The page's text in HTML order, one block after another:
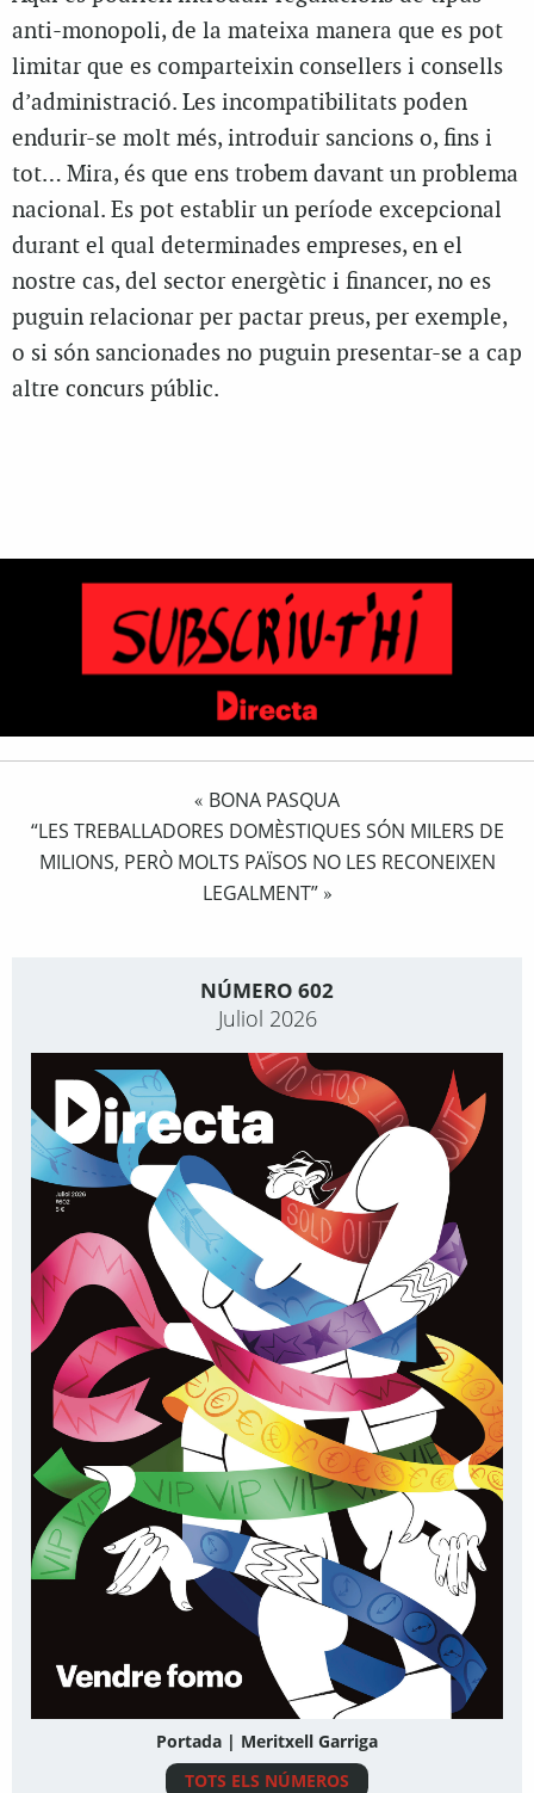
anti-monopoli, de la mateixa manera que es pot
limitar que es comparteixin consellers i consells
d’administració. Les incompatibilitats poden
endurir-se molt més, introduir sancions o, fins i
tot… Mira, és que ens trobem davant un problema
nacional. Es pot establir un període excepcional
durant el qual determinades empreses, en el
nostre cas, del sector energètic i financer, no es
puguin relacionar per pactar preus, per exemple,
o si són sancionades no puguin presentar-se a cap
altre concurs públic.
« BONA PASQUA
“LES TREBALLADORES DOMÈSTIQUES SÓN MILERS DE
MILIONS, PERÒ MOLTS PAÏSOS NO LES RECONEIXEN
LEGALMENT” »
NÚMERO 602
Juliol 2026
Portada | Meritxell Garriga
TOTS ELS NÚMEROS